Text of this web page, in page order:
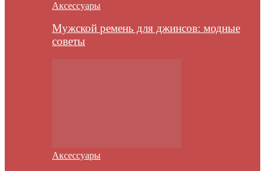
Аксессуары
Мужской ремень для джинсов: модные
советы
Аксессуары